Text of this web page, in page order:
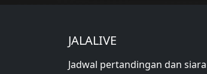
JALALIVE
Jadwal pertandingan dan